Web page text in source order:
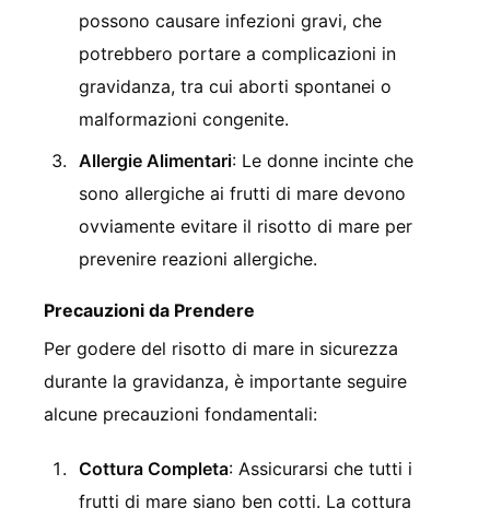
possono causare infezioni gravi, che
potrebbero portare a complicazioni in
gravidanza, tra cui aborti spontanei o
malformazioni congenite.
Allergie Alimentari: Le donne incinte che
sono allergiche ai frutti di mare devono
ovviamente evitare il risotto di mare per
prevenire reazioni allergiche.
Precauzioni da Prendere
Per godere del risotto di mare in sicurezza
durante la gravidanza, è importante seguire
alcune precauzioni fondamentali:
Cottura Completa: Assicurarsi che tutti i
frutti di mare siano ben cotti. La cottura